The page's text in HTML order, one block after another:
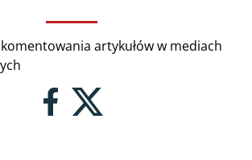
artykułów w mediach